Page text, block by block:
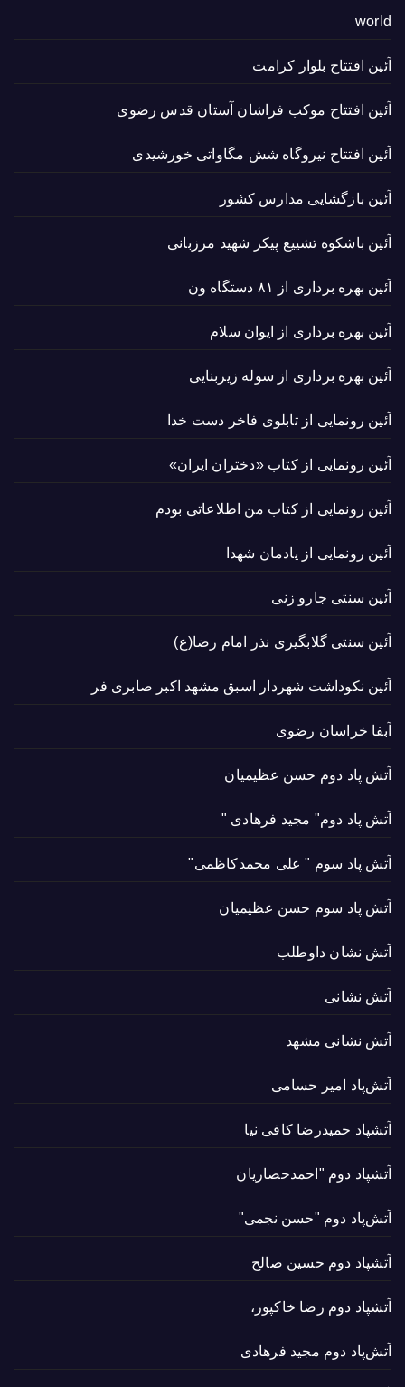
world
آئین افتتاح بلوار کرامت
آئین افتتاح موکب فراشان آستان قدس رضوی
آئین افتتاح نیروگاه شش مگاواتی خورشیدی
آئین بازگشایی مدارس کشور
آئین باشکوه تشییع پیکر شهید مرزبانی
آئین بهره برداری از ۸۱ دستگاه ون
آئین بهره برداری از ایوان سلام
آئین بهره برداری از سوله زیربنایی
آئین رونمایی از تابلوی فاخر دست خدا
آئین رونمایی از کتاب «دختران ایران»
آئین رونمایی از کتاب من اطلاعاتی بودم
آئین رونمایی از یادمان شهدا
آئین سنتی جارو زنی
آئین سنتی گلابگیری نذر امام رضا(ع)
آئین نکوداشت شهردار اسبق مشهد اکبر صابری فر
آبفا خراسان رضوی
آتش پاد دوم حسن عظیمیان
آتش پاد دوم" مجید فرهادی "
آتش پاد سوم " علی محمدکاظمی"
آتش پاد سوم حسن عظیمیان
آتش نشان داوطلب
آتش نشانی
آتش نشانی مشهد
آتش‌پاد امیر حسامی
آتشپاد حميدرضا کافی نیا
آتشپاد دوم "احمدحصاریان
آتش‌پاد دوم "حسن نجمی"
آتشپاد دوم حسین صالح
آتشپاد دوم رضا خاکپور،
آتش‌پاد دوم مجید فرهادی